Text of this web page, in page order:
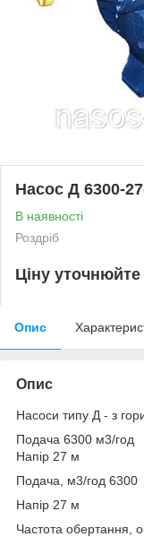
Насос Д 6300-
В наявності
Роздріб
Ціну уточнюйте
Опис
Опис
Насоси типу Д - з
Подача 6300 м3/год
Напір 27 м
Подача, м3/год 6300
Напір 27 м
Частота обертання,